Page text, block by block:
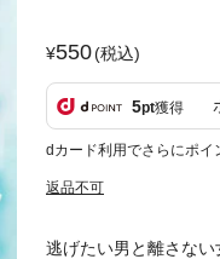
550(税込)
5pt獲得
dカード利用でさらにポイ
返品不可
逃げたい男と離さな